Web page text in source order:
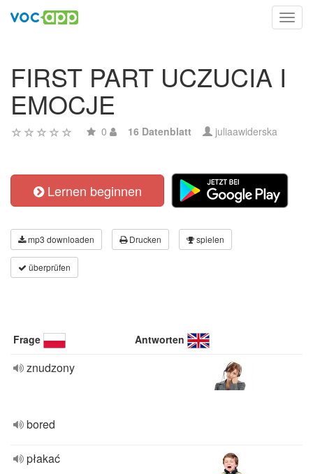
FIRST PART UCZUCIA I
EMOCJE
0 16 Datenblatt juliaawiderska
Lernen beginnen
mp3 downloaden Drucken spielen
überprüfen
Frage Antworten
znudzony
bored
płakać